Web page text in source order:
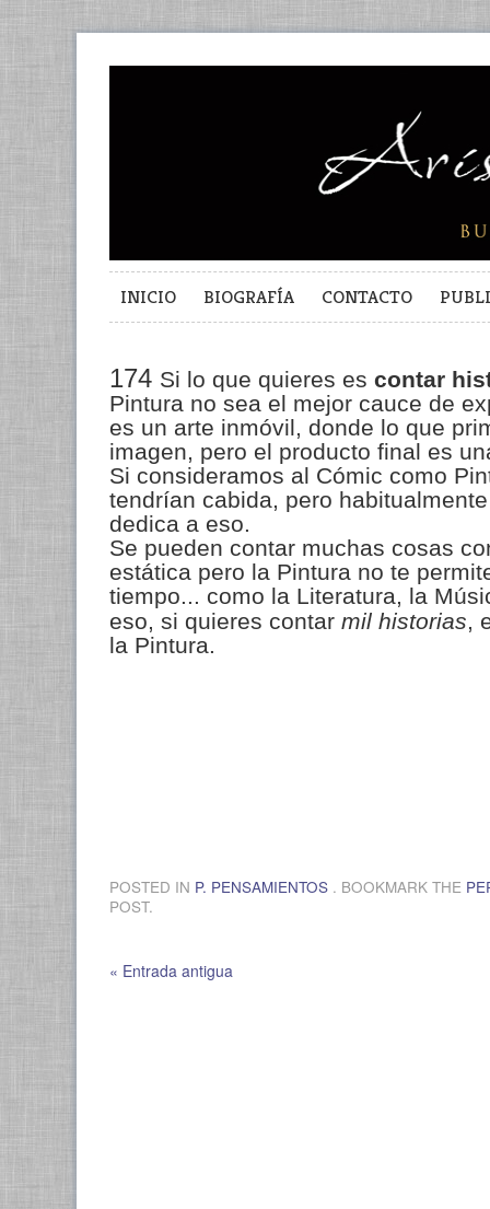
INICIO BIOGRAFÍA CONTACTO
174 Si lo que quieres es contar
Pintura no sea el mejor cauce de
es un arte inmóvil, donde lo que
imagen, pero el producto final es
Si consideramos al Cómic como
tendrían cabida, pero
dedica a eso.
Se pueden contar muchas cosas
estática pero la Pintura no te
tiempo... como la Literatura, la
eso, si quieres contar mil historias,
la Pintura.
POSTED IN P. PENSAMIENTOS . BOOKMARK THE
POST.
« Entrada antigua